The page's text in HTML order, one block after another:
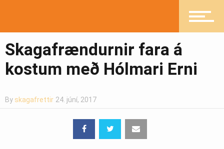
Skagafrændurnir fara á
kostum með Hólmari Erni
By skagafrettir 24. júní, 2017